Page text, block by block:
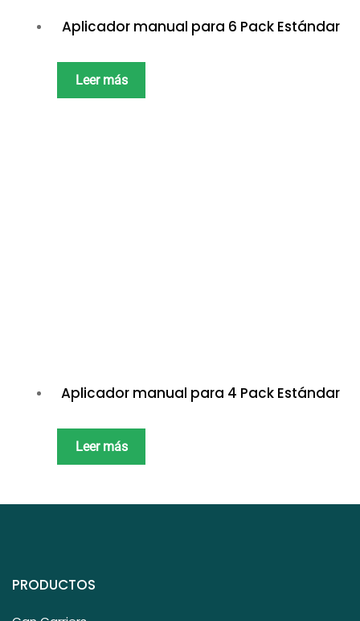
Aplicador manual para 6 Pack Estándar
Leer más
Aplicador manual para 4 Pack Estándar
Leer más
PRODUCTOS